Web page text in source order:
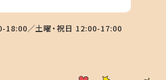
18:00／土曜・祝日 12:00-17:00